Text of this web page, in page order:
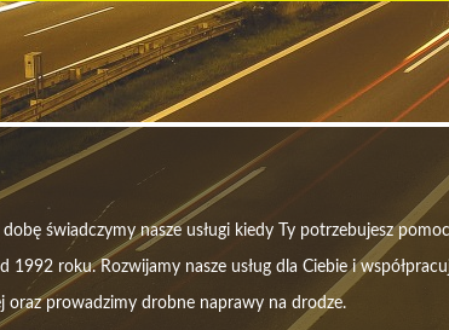
świadczymy nasze usługi kiedy Ty potrzebujesz
roku. Rozwijamy nasze usług dla Ciebie i
oraz prowadzimy drobne naprawy na drodze.